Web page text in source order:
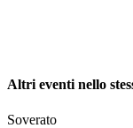
Altri eventi nello
Soverato